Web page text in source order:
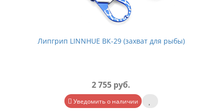
Липгрип LINNHUE ВК-29 (захват для рыбы)
2 755 руб.
Уведомить о наличии